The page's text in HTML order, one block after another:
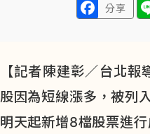
分享
【記者陳建彰／台北
股因為短線漲多，被列
明天起新增8檔股票進